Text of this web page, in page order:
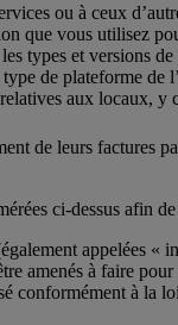
ou à ceux
que vous utilisez
types et versions
de plateforme de
aux locaux, y
de leurs factures
ci-dessus afin
appelées «
amenés à faire
conformément à la